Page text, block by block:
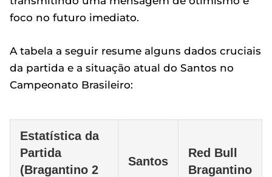
foco no futuro imediato.
A tabela a seguir resume alguns dados cruciais
da partida e a situação atual do Santos no
Campeonato Brasileiro:
Estatística da
Partida
(Bragantino 2
Santos
Red Bull
Bragantino